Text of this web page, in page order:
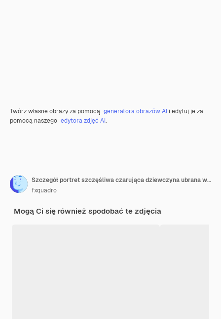
Twórz własne obrazy za pomocą generatora obrazów AI i edytuj je za
pomocą naszego edytora zdjęć AI.
Szczegół portret szczęśliwa czarująca dziewczyna ubrana w dżinsową kurtkę pozowanie z deskorolką na plaży w pochmurną pogodę podczas zachodu słońca.
fxquadro
Mogą Ci się również spodobać te zdjęcia